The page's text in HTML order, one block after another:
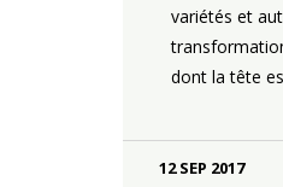
variétés et
dont la tête
12 SEP 2017